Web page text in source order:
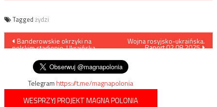
Tagged żydzi
Nawigacja
wpisu
Banderowskie okrzyki na
polskim stadionie. Ukraińska
Wojna rosyjsko-ukraińska.
Raport 02.08.2025
Telegramhttps://t.me/magnapolonia
WESPRZYJ PROJEKT MAGNA POLONIA